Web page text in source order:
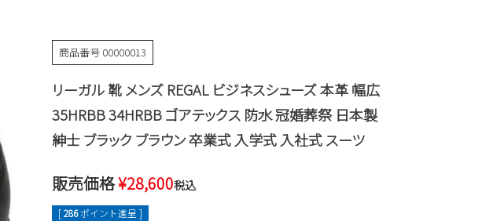
商品番号 00000013
リーガル 靴 メンズ REGAL ビジネスシューズ 本革 幅広
35HRBB 34HRBB ゴアテックス 防水 冠婚葬祭 日本製
紳士 ブラック ブラウン 卒業式 入学式 入社式 スーツ
販売価格¥28,600税込
[286ポイント進呈 ]